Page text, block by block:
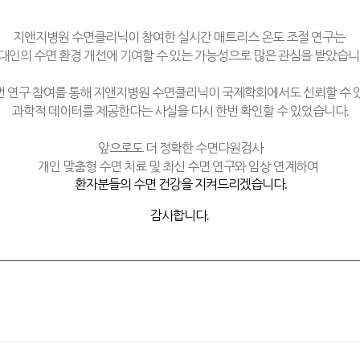
지앤지병원 수면클리닉이 참여한 실시간 매트리스 온도 조절 연구는
인의 수면 환경 개선에 기여할 수 있는 가능성으로 많은 관심을 받았습
연구 참여를 통해 지앤지병원 수면클리닉이 국제학회에서도 신뢰할 수
과학적 데이터를 제공한다는 사실을 다시 한번 확인할 수 있었습니다.
앞으로도 더 정확한 수면다원검사
개인 맞춤형 수면 치료 및 최신 수면 연구와 임상 연계하여
환자분들의 수면 건강을 지켜드리겠습니다.
감사합니다.